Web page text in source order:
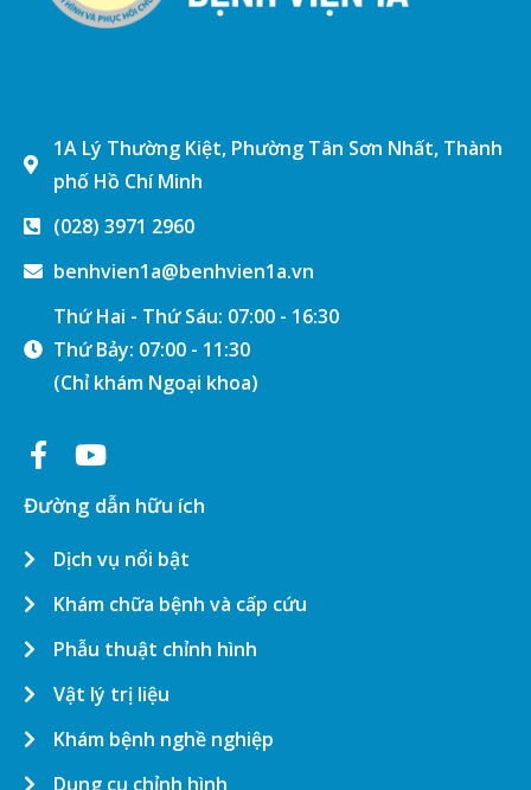
1A Lý Thường Kiệt, Phường Tân Sơn Nhất, Thành
phố Hồ Chí Minh
(028) 3971 2960
benhvien1a@benhvien1a.vn
Thứ Hai - Thứ Sáu: 07:00 - 16:30
Thứ Bảy: 07:00 - 11:30
(Chỉ khám Ngoại khoa)
Đường dẫn hữu ích
Dịch vụ nổi bật
Khám chữa bệnh và cấp cứu
Phẫu thuật chỉnh hình
Vật lý trị liệu
Khám bệnh nghề nghiệp
Dụng cụ chỉnh hình